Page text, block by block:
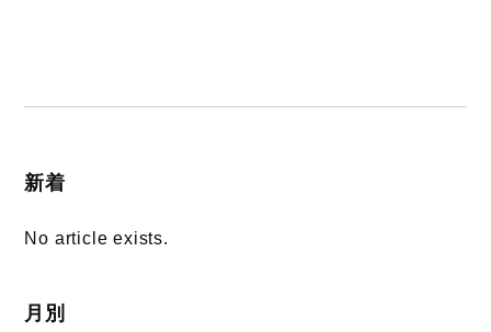
新着
No article exists.
月別